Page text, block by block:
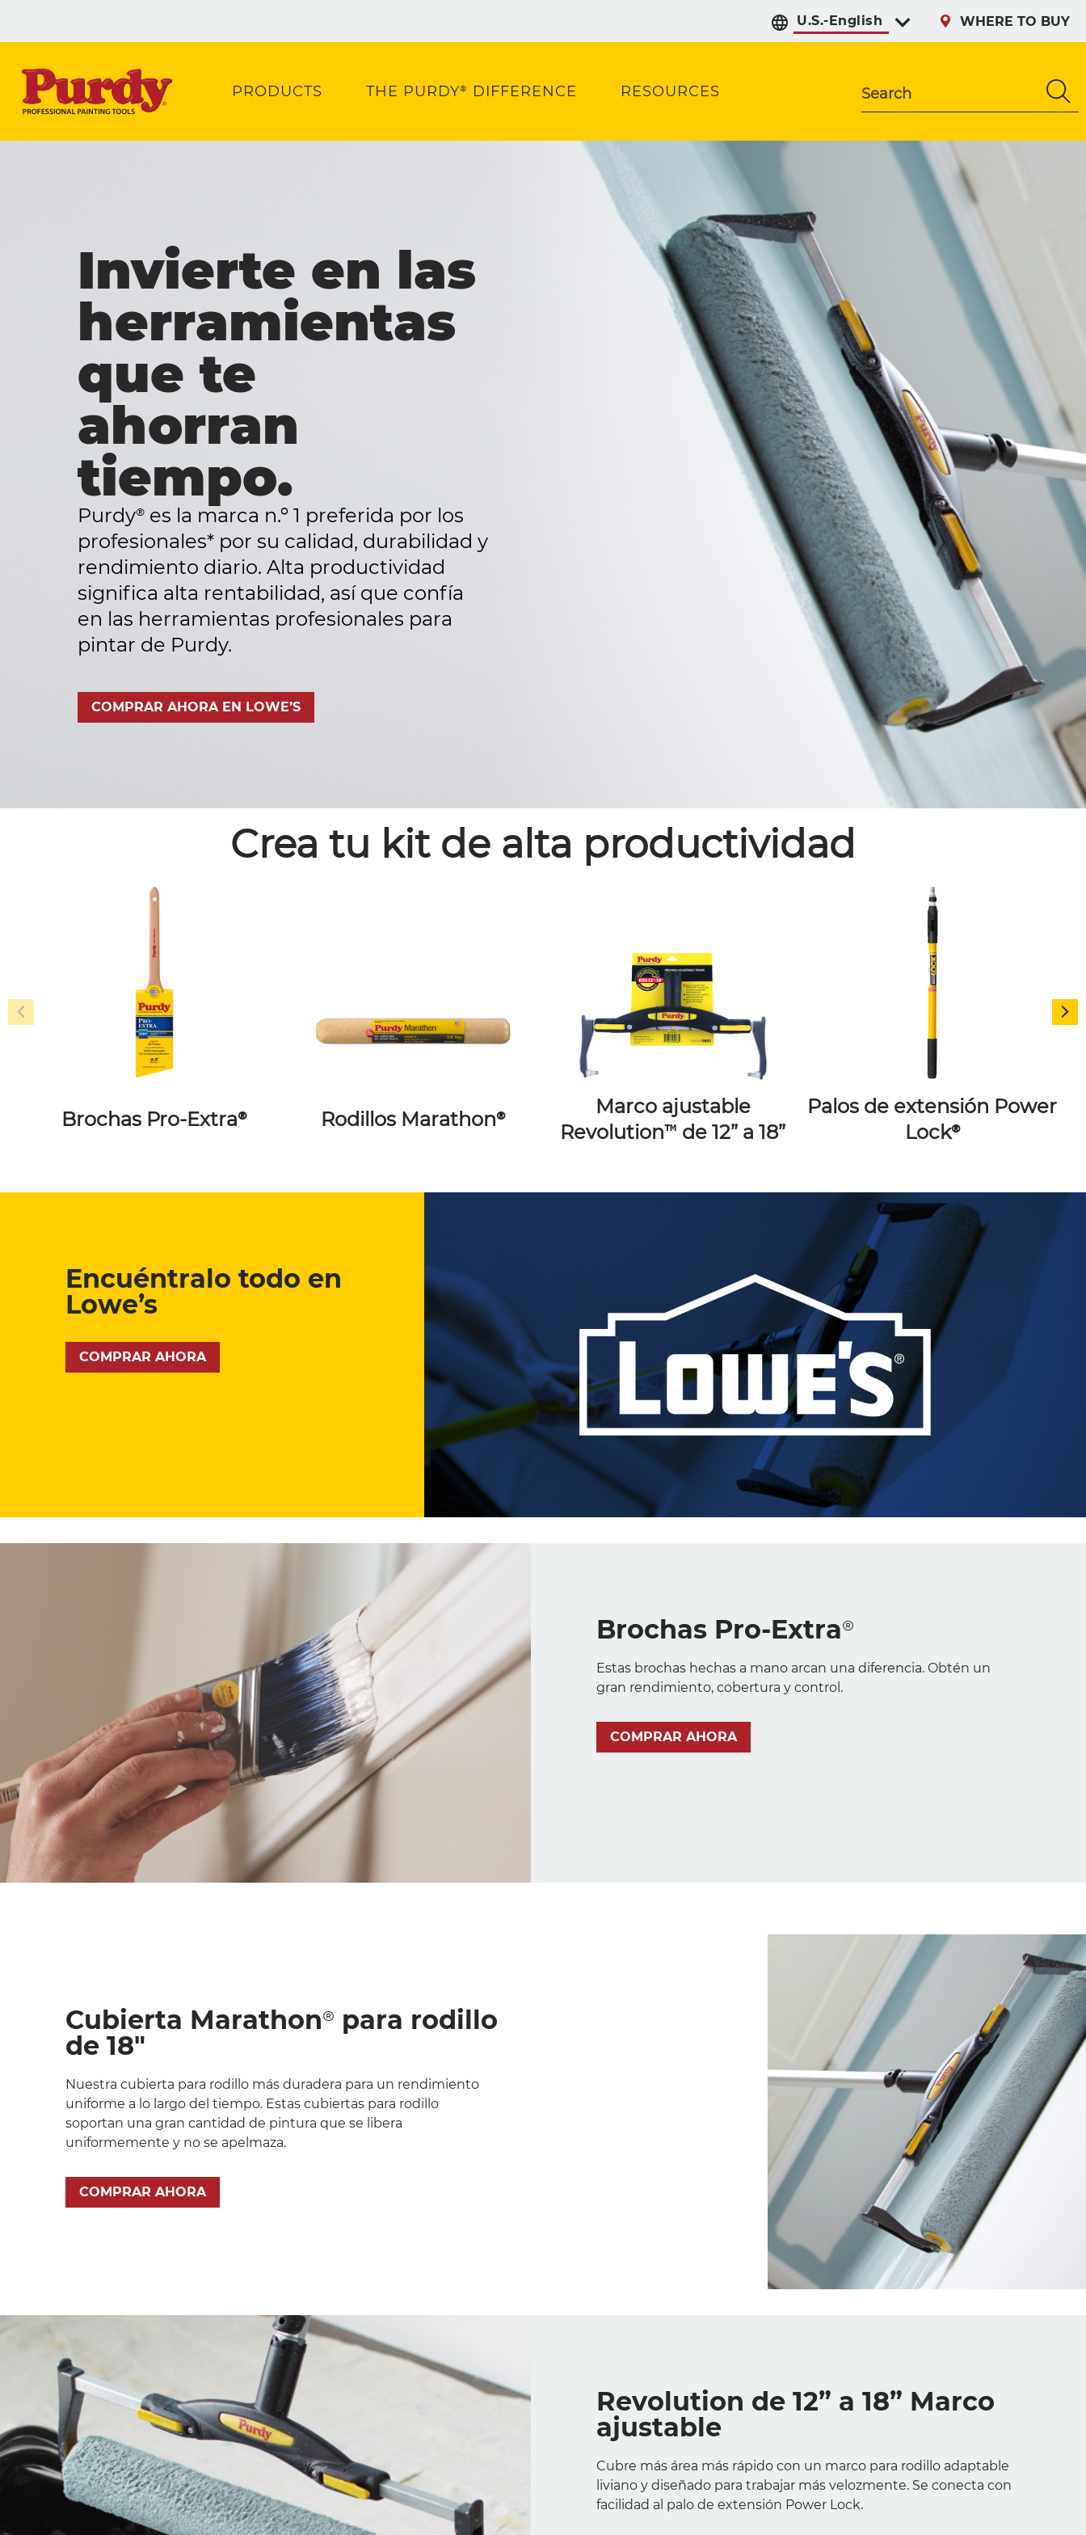
WHERE TO BUY
PRODUCTS THE PURDY® DIFFERENCE RESOURCES Search
Invierte en las
herramientas
que te
ahorran
tiempo.
Purdy® es la marca n.º 1 preferida por los
profesionales* por su calidad, durabilidad y
rendimiento diario. Alta productividad
significa alta rentabilidad, así que confía
en las herramientas profesionales para
pintar de Purdy.
COMPRAR AHORA EN LOWE’S
Crea tu kit de alta productividad
Brochas Pro-Extra® Rodillos Marathon®
Marco ajustable
Revolution™ de 12” a 18”
Palos de extensión Power
Lock®
Encuéntralo todo en
Lowe’s
COMPRAR AHORA
Brochas Pro-Extra®
Estas brochas hechas a mano arcan una diferencia. Obtén un
gran rendimiento, cobertura y control.
COMPRAR AHORA
Cubierta Marathon® para rodillo
de 18"
Nuestra cubierta para rodillo más duradera para un rendimiento
uniforme a lo largo del tiempo. Estas cubiertas para rodillo
soportan una gran cantidad de pintura que se libera
uniformemente y no se apelmaza.
COMPRAR AHORA
Revolution de 12” a 18” Marco
ajustable
Cubre más área más rápido con un marco para rodillo adaptable
liviano y diseñado para trabajar más velozmente. Se conecta con
facilidad al palo de extensión Power Lock.